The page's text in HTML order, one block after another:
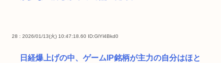
28 : 2026/01/13(火) 10:47:18.60 ID:GlYl4Bkd0
日経爆上げの中、ゲームIP銘柄が主力の自分はほと